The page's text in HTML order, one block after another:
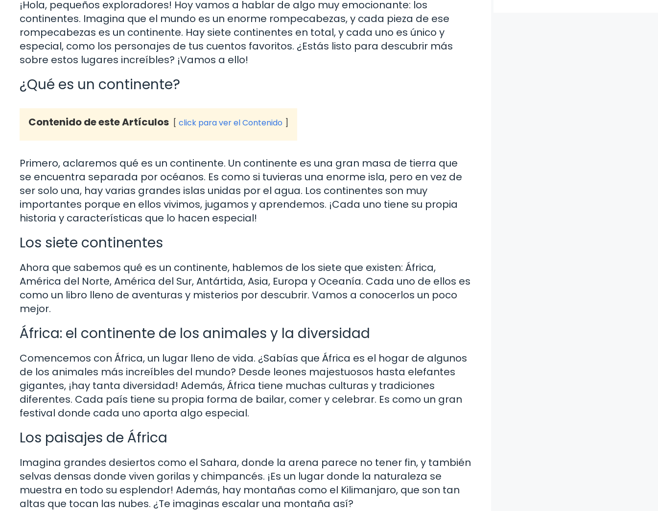
¡Hola, pequeños exploradores! Hoy vamos a hablar de algo muy emocionante: los
continentes. Imagina que el mundo es un enorme rompecabezas, y cada pieza de ese
rompecabezas es un continente. Hay siete continentes en total, y cada uno es único y
especial, como los personajes de tus cuentos favoritos. ¿Estás listo para descubrir más
sobre estos lugares increíbles? ¡Vamos a ello!
¿Qué es un continente?
Contenido de este Artículos click para ver el Contenido
Primero, aclaremos qué es un continente. Un continente es una gran masa de tierra que
se encuentra separada por océanos. Es como si tuvieras una enorme isla, pero en vez de
ser solo una, hay varias grandes islas unidas por el agua. Los continentes son muy
importantes porque en ellos vivimos, jugamos y aprendemos. ¡Cada uno tiene su propia
historia y características que lo hacen especial!
Los siete continentes
Ahora que sabemos qué es un continente, hablemos de los siete que existen: África,
América del Norte, América del Sur, Antártida, Asia, Europa y Oceanía. Cada uno de ellos es
como un libro lleno de aventuras y misterios por descubrir. Vamos a conocerlos un poco
mejor.
África: el continente de los animales y la diversidad
Comencemos con África, un lugar lleno de vida. ¿Sabías que África es el hogar de algunos
de los animales más increíbles del mundo? Desde leones majestuosos hasta elefantes
gigantes, ¡hay tanta diversidad! Además, África tiene muchas culturas y tradiciones
diferentes. Cada país tiene su propia forma de bailar, comer y celebrar. Es como un gran
festival donde cada uno aporta algo especial.
Los paisajes de África
Imagina grandes desiertos como el Sahara, donde la arena parece no tener fin, y también
selvas densas donde viven gorilas y chimpancés. ¡Es un lugar donde la naturaleza se
muestra en todo su esplendor! Además, hay montañas como el Kilimanjaro, que son tan
altas que tocan las nubes. ¿Te imaginas escalar una montaña así?